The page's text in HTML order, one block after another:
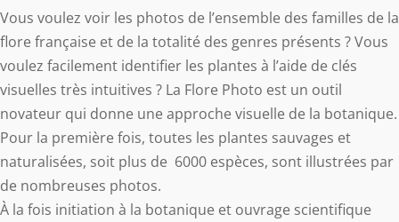
Photo
-
Gérard
Ducerf
Vous voulez voir les photos de l’ensemble des familles de la
flore française et de la totalité des genres présents ? Vous
voulez facilement identifier les plantes à l’aide de clés
visuelles très intuitives ? La Flore Photo est un outil
novateur qui donne une approche visuelle de la botanique.
Pour la première fois, toutes les plantes sauvages et
naturalisées, soit plus de 6000 espèces, sont illustrées par
de nombreuses photos.
À la fois initiation à la botanique et ouvrage scientifique